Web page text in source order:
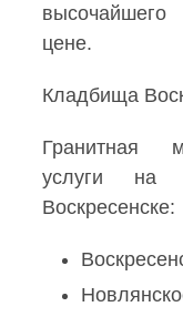
цене.
Кладбища
Гранитная
услуги на
Воскресенске: